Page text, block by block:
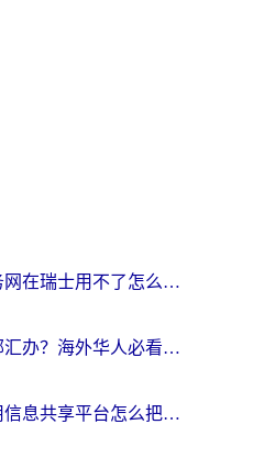
人民法院诉讼服务网在瑞士用不了怎么办？海外华人必备的回国加速指南
老挝怎么打不开鄂汇办？海外华人必看的回国加速全攻略（附欧洲杯小说流畅技巧）
在泰国用全国信用信息共享平台怎么把定位修改到中国国内？海外党解决国内服务访问难题的实用指南